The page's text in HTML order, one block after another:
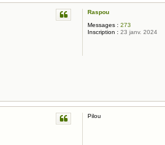
Raspou
Messages : 273
Inscription : 23 janv. 2024
Pilou